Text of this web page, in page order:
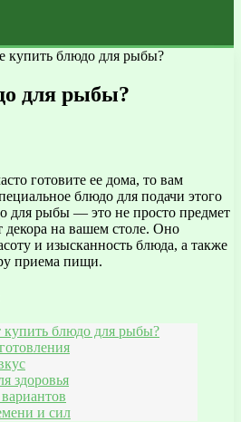
купить блюдо для рыбы?
для рыбы?
готовите ее дома, то вам
блюдо для подачи этого
для рыбы — это не просто предмет
декора на вашем столе. Оно
и изысканность блюда, а также
приема пищи.
купить блюдо для рыбы?
здоровья
и сил